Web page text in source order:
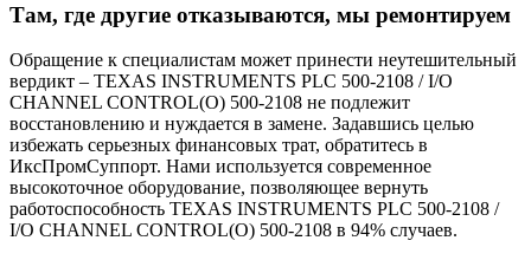
Там, где другие отказываются, мы ремонтируем
Обращение к специалистам может принести неутешительный
вердикт – TEXAS INSTRUMENTS PLC 500-2108 / I/O
CHANNEL CONTROL(O) 500-2108 не подлежит
восстановлению и нуждается в замене. Задавшись целью
избежать серьезных финансовых трат, обратитесь в
ИксПромСуппорт. Нами используется современное
высокоточное оборудование, позволяющее вернуть
работоспособность TEXAS INSTRUMENTS PLC 500-2108 /
I/O CHANNEL CONTROL(O) 500-2108 в 94% случаев.